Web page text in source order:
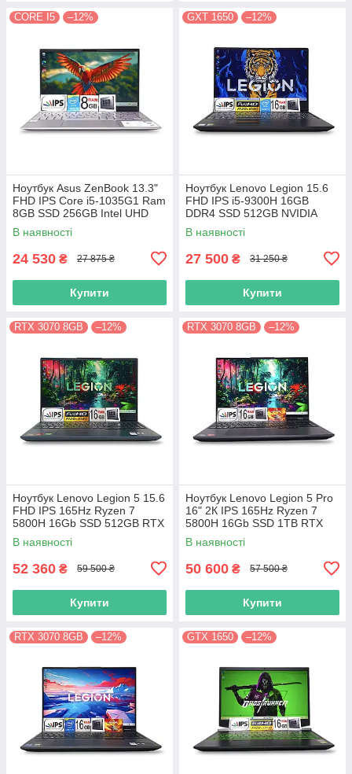
CORE I5 –12%
Ноутбук Asus ZenBook 13.3"
FHD IPS Core i5-1035G1 Ram
8GB SSD 256GB Intel UHD
Graphics
В наявності
24 530 ₴ 27 875 ₴
Купити
GXT 1650 –12%
Ноутбук Lenovo Legion 15.6
FHD IPS i5-9300H 16GB
DDR4 SSD 512GB NVIDIA
GTX1650
В наявності
27 500 ₴ 31 250 ₴
Купити
RTX 3070 8GB –12%
Ноутбук Lenovo Legion 5 15.6
FHD IPS 165Hz Ryzen 7
5800H 16Gb SSD 512GB RTX
3070 8GB
В наявності
52 360 ₴ 59 500 ₴
Купити
RTX 3070 8GB –12%
Ноутбук Lenovo Legion 5 Pro
16" 2К IPS 165Hz Ryzen 7
5800H 16Gb SSD 1TB RTX
3070 8GB
В наявності
50 600 ₴ 57 500 ₴
Купити
RTX 3070 8GB –12% GTX 1650 –12%